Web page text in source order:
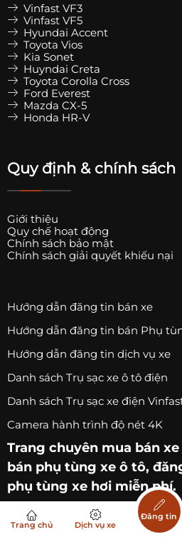
Vinfast VF3
Vinfast VF5
Hyundai Accent
Toyota Vios
Kia Sonet
Huyndai Creta
Toyota Corolla Cross
Ford Everest
Mazda CX-5
Honda HR-V
Quy định & chính sách
Giới thiệu
Quy chế hoạt động
Chính sách bảo mật
Chính sách giải quyết khiếu nại
Hướng dẫn đăng tin bán xe
Hướng dẫn đăng tin bán Phụ
Hướng dẫn đăng tin dịch vụ xe
Danh sách Trụ sạc xe ô tô điện
Danh sách Trụ sạc xe điện
Camera hành trình độ nét 4K
Trang chuyên mua bán
bán phụ tùng xe ô tô,
phụ tùng xe hơi miễn phí.
Trang dịch vụ xe, độ xe, nâng
Đăng tin dịch vụ xe miễn phí.
Trang chủ Dịch vụ xe
Đăng tin